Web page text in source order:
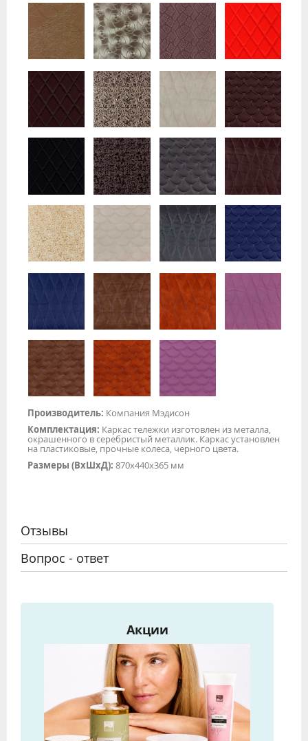
Производитель: Компания Мэдисон
Комплектация: Каркас тележки изготовлен из металла,
окрашенного в серебристый металлик. Каркас установлен
на пластиковые, прочные колеса, черного цвета.
Размеры (ВхШхД): 870x440x365 мм
Отзывы
Вопрос - ответ
Акции